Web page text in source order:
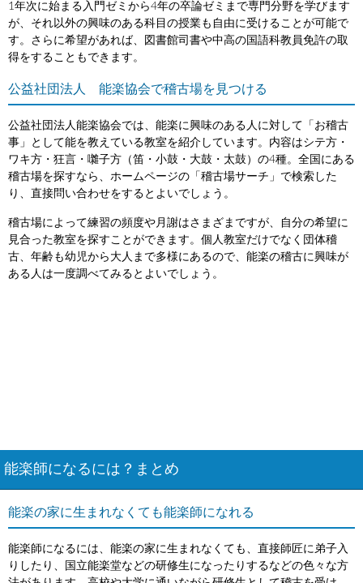
1年次に始まる入門ゼミから4年の卒論ゼミまで専門分野を学びます
が、それ以外の興味のある科目の授業も自由に受けることが可能で
す。さらに希望があれば、図書館司書や中高の国語科教員免許の取
得をすることもできます。
公益社団法人 能楽協会で稽古場を見つける
公益社団法人能楽協会では、能楽に興味のある人に対して「お稽古
事」として能を教えている教室を紹介しています。内容はシテ方・
ワキ方・狂言・囃子方（笛・小鼓・大鼓・太鼓）の4種。全国にある
稽古場を探すなら、ホームページの「稽古場サーチ」で検索した
り、直接問い合わせをするとよいでしょう。
稽古場によって練習の頻度や月謝はさまざまですが、自分の希望に
見合った教室を探すことができます。個人教室だけでなく団体稽
古、年齢も幼児から大人まで多様にあるので、能楽の稽古に興味が
ある人は一度調べてみるとよいでしょう。
能楽師になるには？まとめ
能楽の家に生まれなくても能楽師になれる
能楽師になるには、能楽の家に生まれなくても、直接師匠に弟子入
りしたり、国立能楽堂などの研修生になったりするなどの色々な方